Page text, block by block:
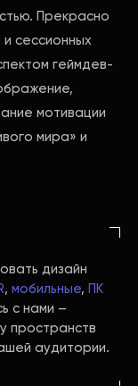
Прекрасно
сессионных
геймдев-
мотивации
мира» и
дизайн
, мобильные, ПК
с нами –
пространств
аудитории.